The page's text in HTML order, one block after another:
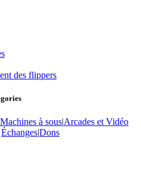
des flippers
Machines à sous|Arcades et Vidéo
Échanges|Dons